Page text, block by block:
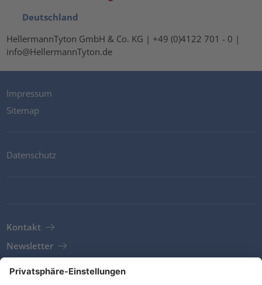
Deutschland
HellermannTyton GmbH & Co. KG | +49 (0)4122 701 - 0 |
info@HellermannTyton.de
Impressum
Sitemap
Datenschutz
Kontakt
Newsletter